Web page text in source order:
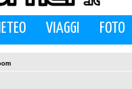
VIAGGI FOTO